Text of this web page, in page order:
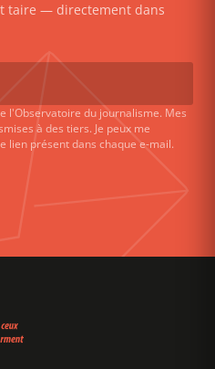
taire — directement dans
l'Observatoire du journalisme. Mes
à des tiers. Je peux me
lien présent dans chaque e-mail.